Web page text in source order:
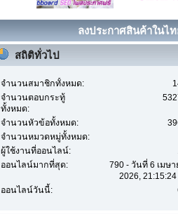
ลงประกาศสินค้าในไ
สถิติทั่วไป
จำนวนสมาชิกทั้งหมด:
จำนวนตอบกระทู้
ทั้งหมด:
จำนวนหัวข้อทั้งหมด:
จำนวนหมวดหมู่ทั้งหมด:
ผู้ใช้งานที่ออนไลน์:
ออนไลน์มากที่สุด:
790 - วันที่ 6 เมษ
2026,
ออนไลน์วันนี้: